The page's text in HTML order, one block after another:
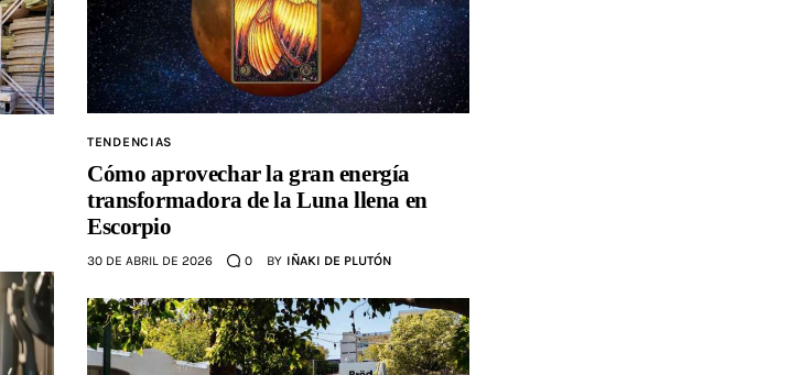
TENDENCIAS
Cómo aprovechar la gran energía
transformadora de la Luna llena en
Escorpio
30 DE ABRIL DE 2026 0 BY IÑAKI DE PLUTÓN